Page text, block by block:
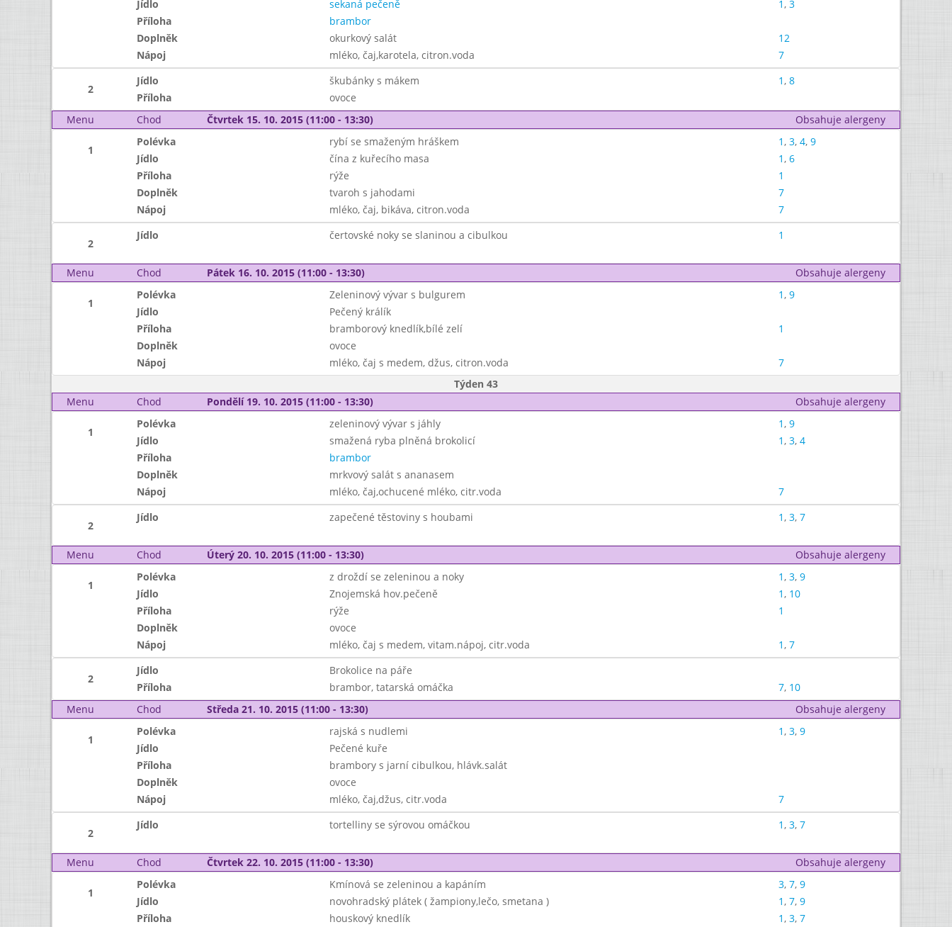
Jídlo
sekaná pečeně 1, 3
Příloha
brambor
Doplněk
okurkový salát
12
Nápoj
mléko, čaj,karotela, citron.voda 7
2
Jídlo škubánky s mákem 1, 8
Příloha
ovoce
Menu
Chod Čtvrtek 15. 10. 2015 (11:00 - 13:30) Obsahuje alergeny
1
Polévka rybí se smaženým hráškem 1, 3, 4, 9
Jídlo
čína z kuřecího masa 1, 6
Příloha
rýže
1
Doplněk
tvaroh s jahodami
7
Nápoj
mléko, čaj, bikáva, citron.voda 7
2
Jídlo čertovské noky se slaninou a cibulkou 1
Menu Chod Pátek 16. 10. 2015 (11:00 - 13:30) Obsahuje alergeny
1
Polévka Zeleninový vývar s bulgurem 1, 9
Jídlo
Pečený králík
Příloha
bramborový knedlík,bílé zelí
1
Doplněk
ovoce
Nápoj
mléko, čaj s medem, džus, citron.voda
7
Týden 43
Menu
Chod Pondělí 19. 10. 2015 (11:00 - 13:30) Obsahuje alergeny
1
Polévka zeleninový vývar s jáhly 1, 9
Jídlo
smažená ryba plněná brokolicí 1, 3, 4
Příloha
brambor
Doplněk
mrkvový salát s ananasem
Nápoj
mléko, čaj,ochucené mléko, citr.voda 7
2
Jídlo zapečené těstoviny s houbami 1, 3, 7
Menu Chod Úterý 20. 10. 2015 (11:00 - 13:30) Obsahuje alergeny
1
Polévka z droždí se zeleninou a noky 1, 3, 9
Jídlo
Znojemská hov.pečeně 1, 10
Příloha
rýže
1
Doplněk
ovoce
Nápoj
mléko, čaj s medem, vitam.nápoj, citr.voda 1, 7
2
Jídlo
Brokolice na páře
Příloha
brambor, tatarská omáčka 7, 10
Menu
Chod Středa 21. 10. 2015 (11:00 - 13:30) Obsahuje alergeny
1
Polévka rajská s nudlemi 1, 3, 9
Jídlo
Pečené kuře
Příloha
brambory s jarní cibulkou, hlávk.salát
Doplněk
ovoce
Nápoj
mléko, čaj,džus, citr.voda 7
2
Jídlo tortelliny se sýrovou omáčkou 1, 3, 7
Menu Chod Čtvrtek 22. 10. 2015 (11:00 - 13:30) Obsahuje alergeny
1
Polévka Kmínová se zeleninou a kapáním 3, 7, 9
Jídlo
novohradský plátek ( žampiony,lečo, smetana ) 1, 7, 9
Příloha
houskový knedlík 1, 3, 7